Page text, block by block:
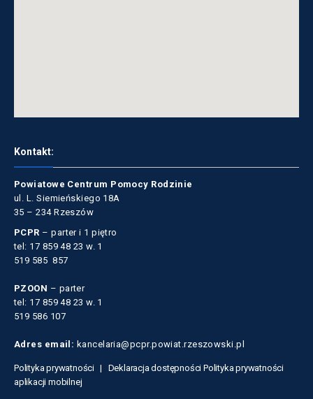
Kontakt:
Powiatowe Centrum Pomocy Rodzinie
ul. L. Siemieńskiego 18A
35 – 234 Rzeszów
PCPR – parter i 1 piętro
tel: 17 859 48 23 w. 1
519 585 857
PZOON – parter
tel: 17 859 48 23 w. 1
519 586 107
Adres email: kancelaria@pcpr.powiat.rzeszowski.pl
Polityka prywatności | Deklaracja dostępności Polityka prywatności
aplikacji mobilnej